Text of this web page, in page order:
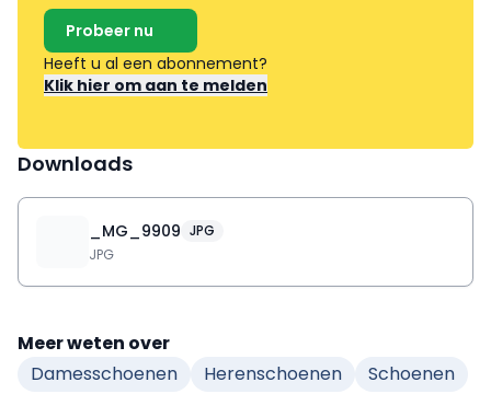
Probeer nu
Heeft u al een abonnement?
Klik hier om aan te melden
Downloads
_MG_9909 JPG
JPG
Meer weten over
Damesschoenen
Herenschoenen Schoenen